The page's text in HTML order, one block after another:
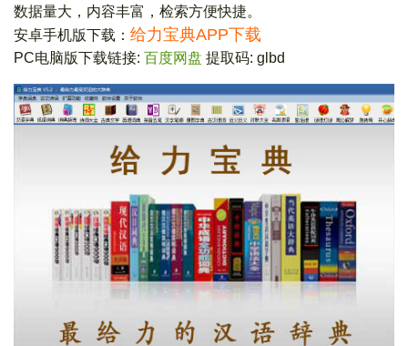
数据量大，内容丰富，检索方便快捷。
安卓手机版下载： 给力宝典APP下载
PC电脑版下载链接: 百度网盘 提取码: glbd